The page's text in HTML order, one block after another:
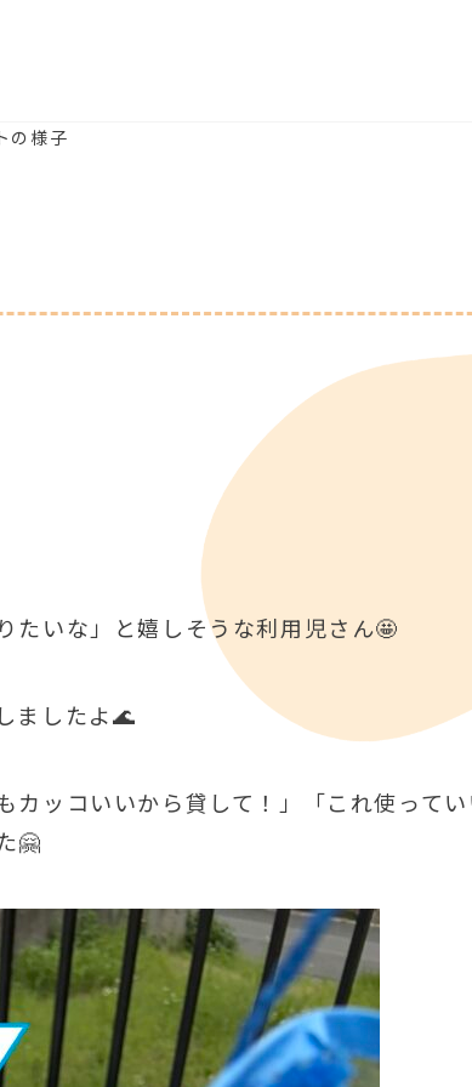
の様子
たいな」と嬉しそうな利用児さん🤩
ましたよ🌊
カッコいいから貸して！」「これ使って
🤗